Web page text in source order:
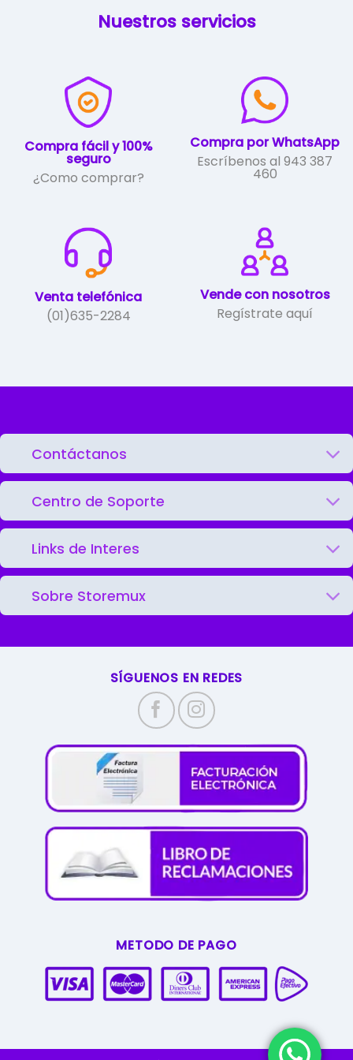
página
producto
Nuestros servicios
Compra fácil y 100%
seguro
¿Como comprar?
Compra por WhatsApp
Escríbenos al 943 387
460
Venta telefónica
(01)635-2284
Vende con nosotros
Regístrate aquí
Contáctanos
Centro de Soporte
Links de Interes
Sobre Storemux
SÍGUENOS EN REDES
METODO DE PAGO